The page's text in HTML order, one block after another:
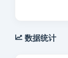
数据统计